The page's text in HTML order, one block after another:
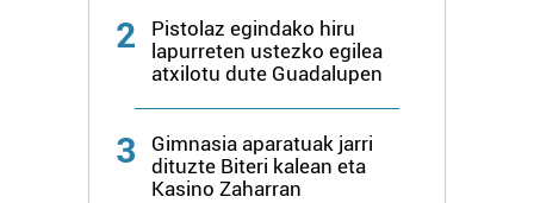
2
Pistolaz egindako hiru
lapurreten ustezko egilea
atxilotu dute Guadalupen
3
Gimnasia aparatuak jarri
dituzte Biteri kalean eta
Kasino Zaharran